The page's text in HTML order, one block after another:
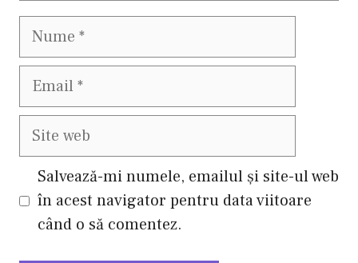
Nume
Email
Site
Salvează-mi numele, emailul și site-ul web
în acest navigator pentru data viitoare
când o să comentez.